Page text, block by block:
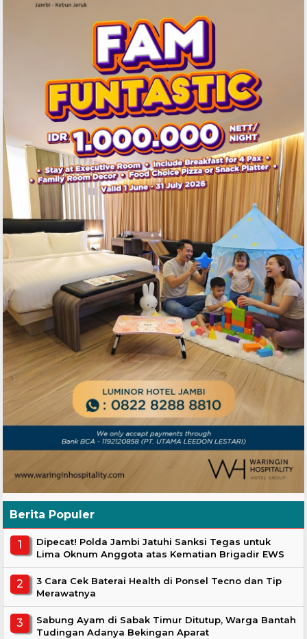
Berita Populer
Dipecat! Polda Jambi Jatuhi Sanksi Tegas untuk
Lima Oknum Anggota atas Kematian Brigadir EWS
3 Cara Cek Baterai Health di Ponsel Tecno dan Tip
Merawatnya
Sabung Ayam di Sabak Timur Ditutup, Warga Bantah
Tudingan Adanya Bekingan Aparat